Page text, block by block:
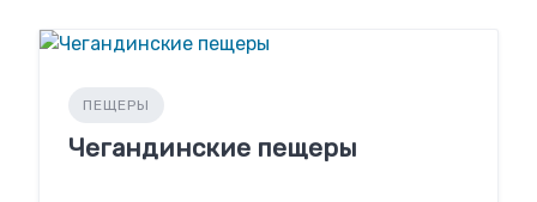
ПЕЩЕРЫ
Чегандинские пещеры